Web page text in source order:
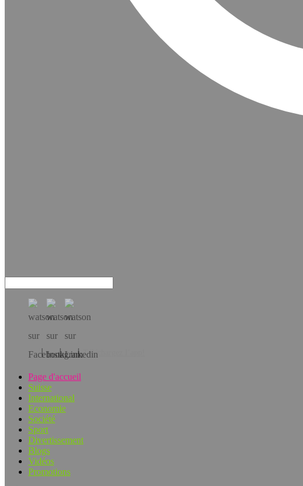
Téléchargez l’app!
Page d'accueil
Suisse
International
Economie
Société
Sport
Divertissement
Blogs
Vidéos
Promotions